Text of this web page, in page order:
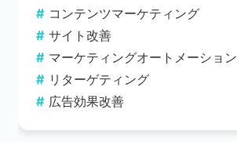
コンテンツマーケティング
サイト改善
マーケティングオートメーション
リターゲティング
広告効果改善